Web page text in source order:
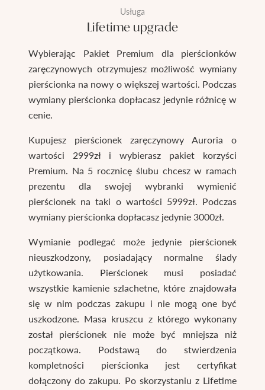
Usługa
Lifetime upgrade
Wybierając Pakiet Premium dla pierścionków
zaręczynowych otrzymujesz możliwość wymiany
pierścionka na nowy o większej wartości. Podczas
wymiany pierścionka dopłacasz jedynie różnicę w
cenie.
Kupujesz pierścionek zaręczynowy Auroria o
wartości 2999zł i wybierasz pakiet korzyści
Premium. Na 5 rocznicę ślubu chcesz w ramach
prezentu dla swojej wybranki wymienić
pierścionek na taki o wartości 5999zł. Podczas
wymiany pierścionka dopłacasz jedynie 3000zł.
Wymianie podlegać może jedynie pierścionek
nieuszkodzony, posiadający normalne ślady
użytkowania. Pierścionek musi posiadać
wszystkie kamienie szlachetne, które znajdowała
się w nim podczas zakupu i nie mogą one być
uszkodzone. Masa kruszcu z którego wykonany
został pierścionek nie może być mniejsza niż
początkowa. Podstawą do stwierdzenia
kompletności pierścionka jest certyfikat
dołączony do zakupu. Po skorzystaniu z Lifetime